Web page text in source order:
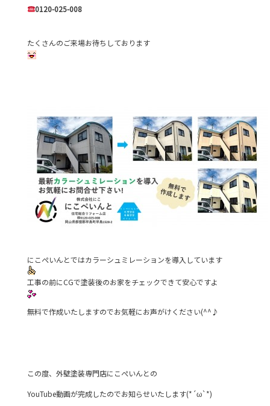
0120-025-008
たくさんのご来場お待ちしております
にこぺいんとではカラーシュミレーションを導入しています
工事の前にCGで塗装後のお家をチェックできて安心ですよ
無料で作成いたしますのでお気軽にお声がけください(^^♪
この度、外壁塗装専門店にこぺいんとの
YouTube動画が完成したのでお知らせいたします(*´ω`*)